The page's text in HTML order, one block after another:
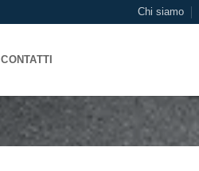
Chi siamo
CONTATTI